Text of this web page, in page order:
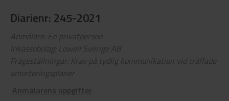
Diarienr: 245-2021
Anmälare: En privatperson
Inkassobolag: Lowell Sverige AB
Frågeställningar: Krav på tydlig kommunikation vid träffade
amorteringsplaner
Anmälarens uppgifter